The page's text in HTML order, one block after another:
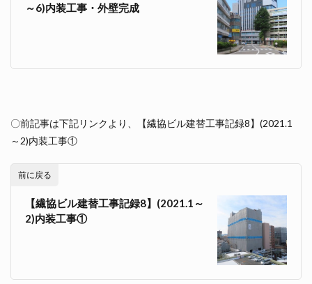
～6)内装工事・外壁完成
〇前記事は下記リンクより、【繊協ビル建替工事記録8】(2021.1
～2)内装工事①
前に戻る
【繊協ビル建替工事記録8】(2021.1～
2)内装工事①